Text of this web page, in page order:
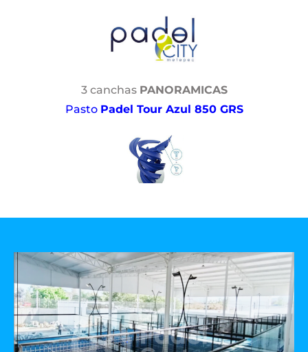
3 canchas PANORAMICAS
Pasto Padel Tour Azul 850 GRS